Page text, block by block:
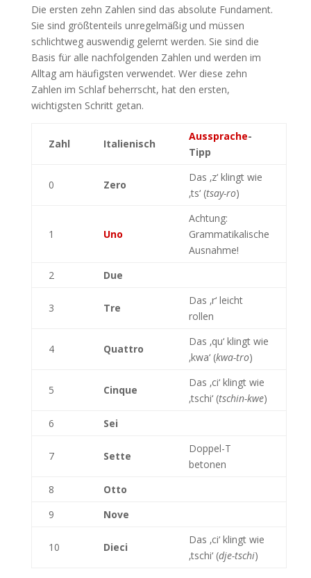
Die ersten zehn Zahlen sind das absolute Fundament.
Sie sind größtenteils unregelmäßig und müssen
schlichtweg auswendig gelernt werden. Sie sind die
Basis für alle nachfolgenden Zahlen und werden im
Alltag am häufigsten verwendet. Wer diese zehn
Zahlen im Schlaf beherrscht, hat den ersten,
wichtigsten Schritt getan.
Zahl Italienisch
Aussprache-
Tipp
0 Zero
Das ‚z‘ klingt wie
‚ts‘ (tsay-ro)
1 Uno
Achtung:
Grammatikalische
Ausnahme!
2
Due
3 Tre
Das ‚r‘ leicht
rollen
4 Quattro
Das ‚qu‘ klingt wie
‚kwa‘ (kwa-tro)
5 Cinque
Das ‚ci‘ klingt wie
‚tschi‘ (tschin-kwe)
6
Sei
7 Sette
Doppel-T
betonen
8
Otto
9
Nove
10 Dieci
Das ‚ci‘ klingt wie
‚tschi‘ (dje-tschi)